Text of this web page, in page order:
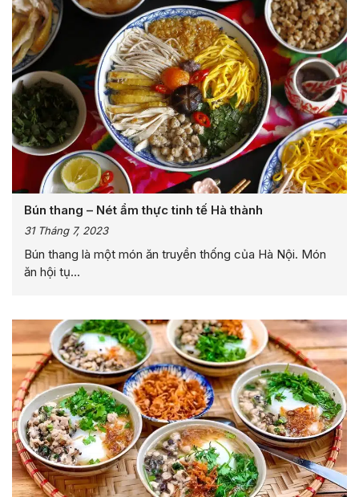
Bún thang – Nét ẩm thực tinh tế Hà thành
31 Tháng 7, 2023
Bún thang là một món ăn truyền thống của Hà Nội. Món
ăn hội tụ...